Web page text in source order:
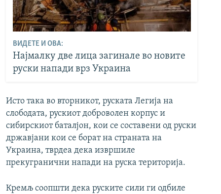
ВИДЕТЕ И ОВА:
Најмалку две лица загинале во новите
руски напади врз Украина
Исто така во вторникот, руската Легија на
слободата, рускиот доброволен корпус и
сибирскиот баталјон, кои се составени од руски
државјани кои се борат на страната на
Украина, тврдеа дека извршиле
прекугранични напади на руска територија.
Кремљ соопшти дека руските сили ги одбиле